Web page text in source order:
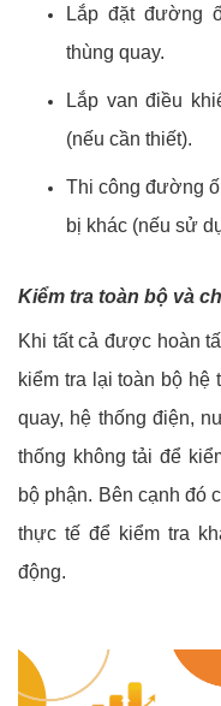
Lắp đặt đường
thùng quay.
Lắp van điều
(nếu cần thiết).
Thi công đường
bị khác (nếu sử
Kiểm tra toàn bộ và
Khi tất cả được hoàn
kiểm tra lại toàn bộ hệ
quay, hệ thống điện,
thống không tải để
bộ phận. Bên cạnh đó
thực tế để kiểm tra
động.